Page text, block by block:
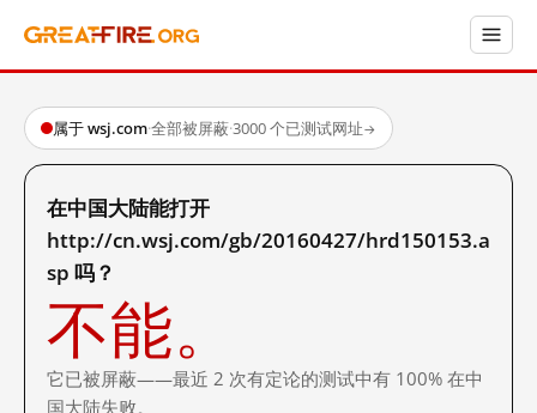
属于 wsj.com·全部被屏蔽·3000 个已测试网址→
在中国大陆能打开
http://cn.wsj.com/gb/20160427/hrd150153.a
sp 吗？
不能。
它已被屏蔽——最近 2 次有定论的测试中有 100% 在中
国大陆失败。